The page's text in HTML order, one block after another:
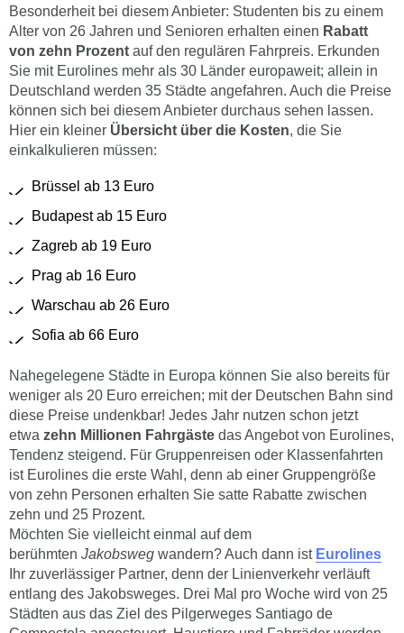
Besonderheit bei diesem Anbieter: Studenten bis zu einem
Alter von 26 Jahren und Senioren erhalten einen Rabatt
von zehn Prozent auf den regulären Fahrpreis. Erkunden
Sie mit Eurolines mehr als 30 Länder europaweit; allein in
Deutschland werden 35 Städte angefahren. Auch die Preise
können sich bei diesem Anbieter durchaus sehen lassen.
Hier ein kleiner Übersicht über die Kosten, die Sie
einkalkulieren müssen:
Brüssel ab 13 Euro
Budapest ab 15 Euro
Zagreb ab 19 Euro
Prag ab 16 Euro
Warschau ab 26 Euro
Sofia ab 66 Euro
Nahegelegene Städte in Europa können Sie also bereits für
weniger als 20 Euro erreichen; mit der Deutschen Bahn sind
diese Preise undenkbar! Jedes Jahr nutzen schon jetzt
etwa zehn Millionen Fahrgäste das Angebot von Eurolines,
Tendenz steigend. Für Gruppenreisen oder Klassenfahrten
ist Eurolines die erste Wahl, denn ab einer Gruppengröße
von zehn Personen erhalten Sie satte Rabatte zwischen
zehn und 25 Prozent.
Möchten Sie vielleicht einmal auf dem
berühmten Jakobsweg wandern? Auch dann ist Eurolines
Ihr zuverlässiger Partner, denn der Linienverkehr verläuft
entlang des Jakobsweges. Drei Mal pro Woche wird von 25
Städten aus das Ziel des Pilgerweges Santiago de